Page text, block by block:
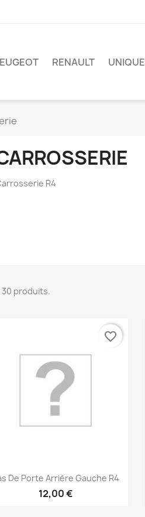
RENAULT UNIQUE
R4
30 produits.
Aperçu rapide
De Porte Arrière Gauche R4
12,00 €
favorite_border